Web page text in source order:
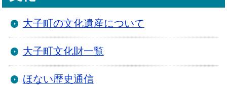
大子町の文化遺産について
大子町文化財一覧
ほない歴史通信